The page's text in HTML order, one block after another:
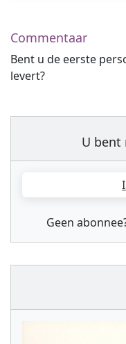
Commentaar
Bent u de eerste
levert?
U bent
Geen